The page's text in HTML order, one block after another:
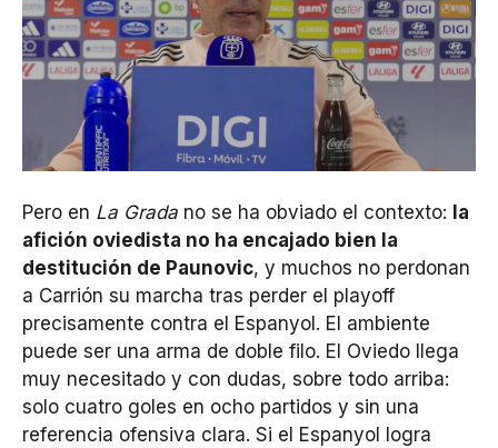
Pero en La Grada no se ha obviado el contexto: la
afición oviedista no ha encajado bien la
destitución de Paunovic, y muchos no perdonan
a Carrión su marcha tras perder el playoff
precisamente contra el Espanyol. El ambiente
puede ser una arma de doble filo. El Oviedo llega
muy necesitado y con dudas, sobre todo arriba:
solo cuatro goles en ocho partidos y sin una
referencia ofensiva clara. Si el Espanyol logra